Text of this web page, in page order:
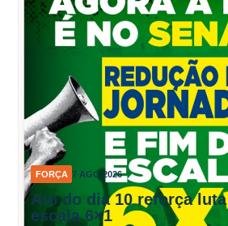
FORÇA 7 AGO 2026
Ato do dia 10 reforça
escala 6×1